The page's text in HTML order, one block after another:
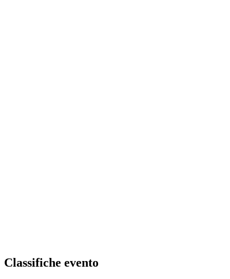
Classifiche evento